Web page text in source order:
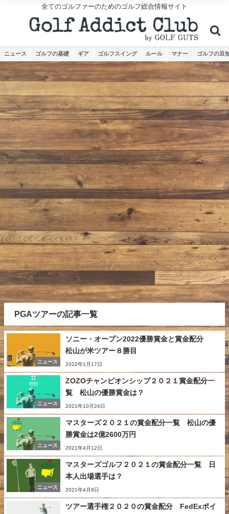
全てのゴルファーのためのゴルフ総合情報サイト
ニュース ゴルフの基礎 ギア ゴルフスイング ルール マナー ゴルフの豆
PGAツアーの記事一覧
ニュース
ソニー・オープン2022優勝賞金と賞金配分
松山が米ツアー８勝目
2022年1月17日
ニュース
ZOZOチャンピオンシップ２０２１賞金配分一
覧 松山の優勝賞金は？
2021年10月24日
ニュース
マスターズ２０２１の賞金配分一覧 松山の優
勝賞金は2億2600万円
2021年4月12日
ニュース
マスターズゴルフ２０２１の賞金配分一覧 日
本人出場選手は？
2021年4月9日
ツアー選手権２０２０の賞金配分 FedExポイ